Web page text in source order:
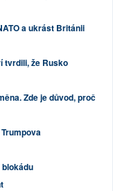
a ukrást Británii
tvrdili, že Rusko
Zde je důvod, proč